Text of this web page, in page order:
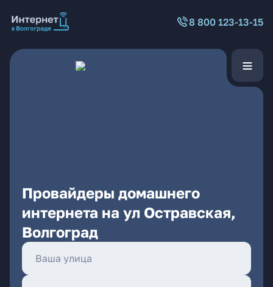
8 800 123-13-15
Провайдеры домашнего
интернета на ул Остравская,
Волгоград